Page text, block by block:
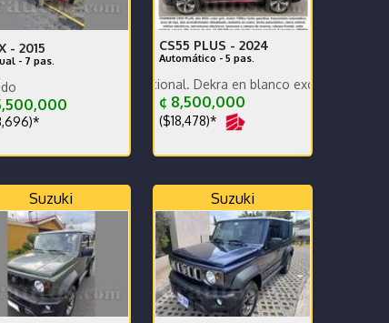
- 2015
- 7 pas.
Precio con traspaso incluido
CS55 PLUS - 2024
Automático - 5 pas.
versión nacional. Dekra en blanco exc estado carrocería y
¢ 8,500,000
($18,478)*
Suzuki Suzuki